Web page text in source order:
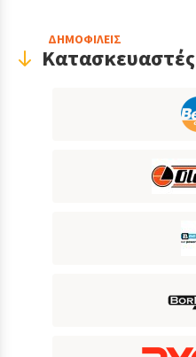
ΔΗΜΟΦΙΛΕΙΣ
Κατασκευαστές